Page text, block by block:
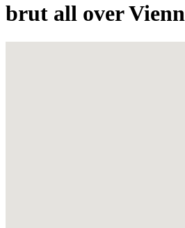
brut all over